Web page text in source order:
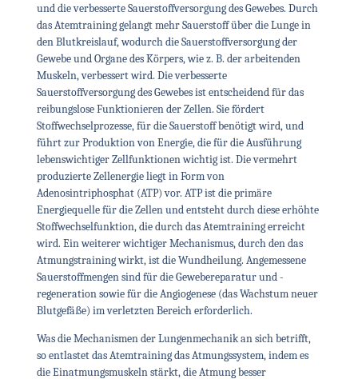
und die verbesserte Sauerstoffversorgung des Gewebes. Durch
das Atemtraining gelangt mehr Sauerstoff über die Lunge in
den Blutkreislauf, wodurch die Sauerstoffversorgung der
Gewebe und Organe des Körpers, wie z. B. der arbeitenden
Muskeln, verbessert wird. Die verbesserte
Sauerstoffversorgung des Gewebes ist entscheidend für das
reibungslose Funktionieren der Zellen. Sie fördert
Stoffwechselprozesse, für die Sauerstoff benötigt wird, und
führt zur Produktion von Energie, die für die Ausführung
lebenswichtiger Zellfunktionen wichtig ist. Die vermehrt
produzierte Zellenergie liegt in Form von
Adenosintriphosphat (ATP) vor. ATP ist die primäre
Energiequelle für die Zellen und entsteht durch diese erhöhte
Stoffwechselfunktion, die durch das Atemtraining erreicht
wird. Ein weiterer wichtiger Mechanismus, durch den das
Atmungstraining wirkt, ist die Wundheilung. Angemessene
Sauerstoffmengen sind für die Gewebereparatur und -
regeneration sowie für die Angiogenese (das Wachstum neuer
Blutgefäße) im verletzten Bereich erforderlich.
Was die Mechanismen der Lungenmechanik an sich betrifft,
so entlastet das Atemtraining das Atmungssystem, indem es
die Einatmungsmuskeln stärkt, die Atmung besser